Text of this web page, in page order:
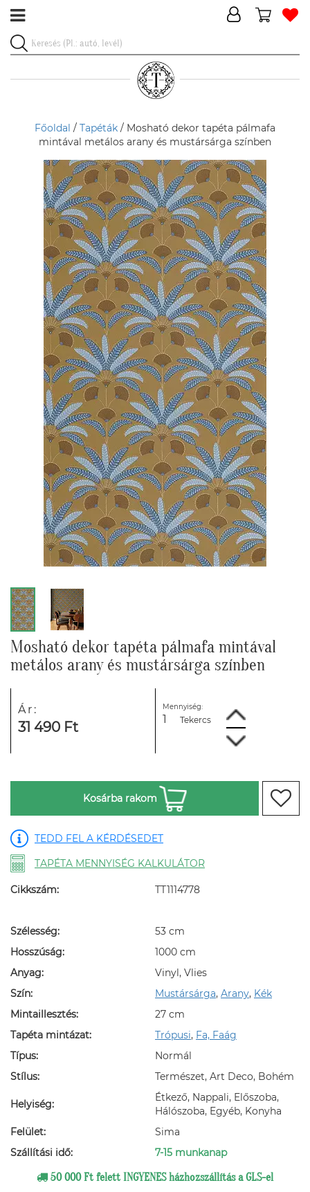
Főoldal / Tapéták / Mosható dekor tapéta pálmafa
mintával metálos arany és mustársárga színben
Mosható dekor tapéta pálmafa mintával
metálos arany és mustársárga színben
Ár:
31 490 Ft
Mennyiség:
Tekercs
Kosárba rakom
TEDD FEL A KÉRDÉSEDET
TAPÉTA MENNYISÉG KALKULÁTOR
Cikkszám: TT1114778
Szélesség:
53 cm
Hosszúság:
1000 cm
Anyag:
Vinyl, Vlies
Szín:
Mustársárga, Arany, Kék
Mintaillesztés:
27 cm
Tapéta mintázat:
Trópusi, Fa, Faág
Típus:
Normál
Stílus:
Természet, Art Deco, Bohém
Helyiség:
Étkező, Nappali, Előszoba,
Hálószoba, Egyéb, Konyha
Felület:
Sima
Szállítási idő:
7-15 munkanap
50 000 Ft felett INGYENES házhozszállítás a GLS-el